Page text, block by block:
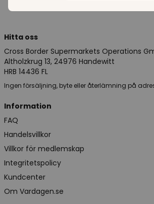
Hitta oss
Cross Border Supermarkets Operations
Altholzkrug 13, 24976 Handewitt
HRB 14436 FL
Ingen försäljning, byte eller återlämning på
Information
FAQ
Handelsvillkor
Villkor för medlemskap
Integritetspolicy
Kundcenter
Om Vardagen.se